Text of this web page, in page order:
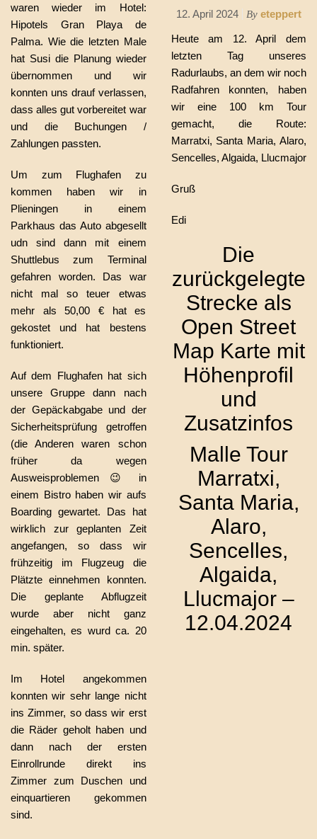
waren wieder im Hotel:
Hipotels Gran Playa de
Palma. Wie die letzten Male
hat Susi die Planung wieder
übernommen und wir
konnten uns drauf verlassen,
dass alles gut vorbereitet war
und die Buchungen /
Zahlungen passten.
Um zum Flughafen zu
kommen haben wir in
Plieningen in einem
Parkhaus das Auto abgesellt
udn sind dann mit einem
Shuttlebus zum Terminal
gefahren worden. Das war
nicht mal so teuer etwas
mehr als 50,00 € hat es
gekostet und hat bestens
funktioniert.
Auf dem Flughafen hat sich
unsere Gruppe dann nach
der Gepäckabgabe und der
Sicherheitsprüfung getroffen
(die Anderen waren schon
früher da wegen
Ausweisproblemen 😉 in
einem Bistro haben wir aufs
Boarding gewartet. Das hat
wirklich zur geplanten Zeit
angefangen, so dass wir
frühzeitig im Flugzeug die
Plätzte einnehmen konnten.
Die geplante Abflugzeit
wurde aber nicht ganz
eingehalten, es wurd ca. 20
min. später.
Im Hotel angekommen
konnten wir sehr lange nicht
ins Zimmer, so dass wir erst
die Räder geholt haben und
dann nach der ersten
Einrollrunde direkt ins
Zimmer zum Duschen und
einquartieren gekommen
sind.
12. April 2024 By eteppert
Heute am 12. April dem
letzten Tag unseres
Radurlaubs, an dem wir noch
Radfahren konnten, haben
wir eine 100 km Tour
gemacht, die Route:
Marratxi, Santa Maria, Alaro,
Sencelles, Algaida, Llucmajor
Gruß
Edi
Die
zurückgelegte
Strecke als
Open Street
Map Karte mit
Höhenprofil
und
Zusatzinfos
Malle Tour
Marratxi,
Santa Maria,
Alaro,
Sencelles,
Algaida,
Llucmajor –
12.04.2024